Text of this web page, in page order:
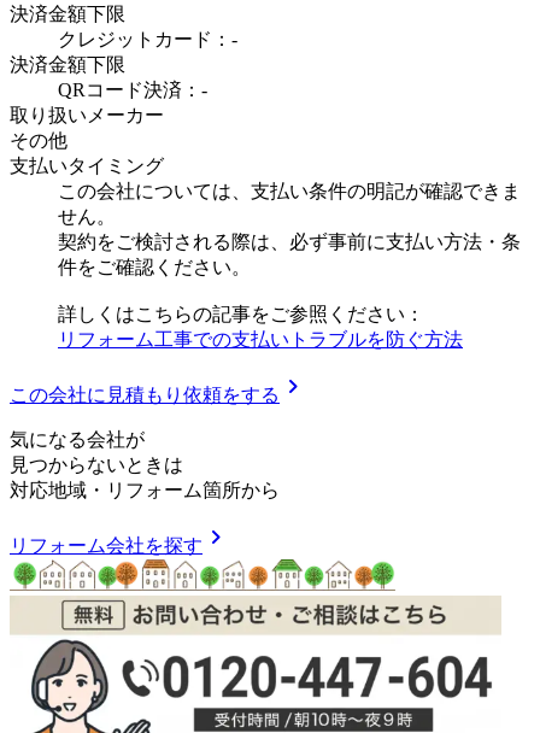
決済金額下限
クレジットカード：-
決済金額下限
QRコード決済：-
取り扱いメーカー
その他
支払いタイミング
この会社については、支払い条件の明記が確認できま
せん。
契約をご検討される際は、必ず事前に支払い方法・条
件をご確認ください。
詳しくはこちらの記事をご参照ください：
リフォーム工事での支払いトラブルを防ぐ方法
この会社に見積もり依頼をする chevron_right
気になる会社が
見つからないときは
対応地域 ・ リフォーム箇所から
リフォーム会社を探す chevron_right